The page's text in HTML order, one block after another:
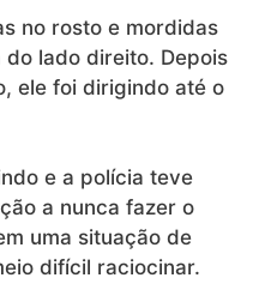
no rosto e mordidas
lado direito. Depois
ele foi dirigindo até o
e a polícia teve
a nunca fazer o
uma situação de
difícil raciocinar.